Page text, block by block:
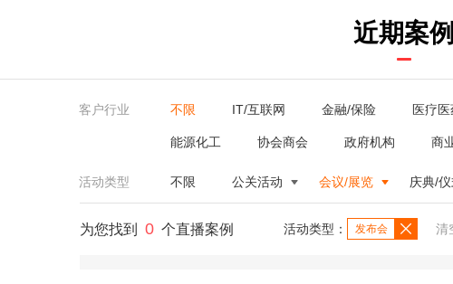
近期案例
客户行业 不限 IT/互联网 金融/保险 医疗
能源化工 协会商会 政府机构 商
活动类型 不限 公关活动 会议/展览 庆典/
为您找到 0 个直播案例 活动类型： 发布会 清